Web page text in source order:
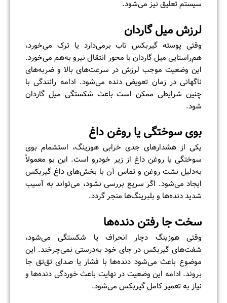
سیستم تعلیق نیز می‌شود.
لرزش میل گاردان
وقتی پوسته گیربکس تاب برمی‌دارد یا ترک می‌خورد،
هم‌راستایی میل گاردان با محور انتقال نیرو به‌هم می‌خورد.
این وضعیت موجب لرزش در سرعت‌های بالا و ضربه‌های
ناگهانی در زمان تعویض دنده می‌شود. ادامه رانندگی با
چنین شرایطی ممکن است باعث شکستگی میل گاردان
شود.
بوی سوختگی یا روغن داغ
یکی از هشدارهای جدی خرابی هوزینگ، استشمام بوی
سوختگی یا روغن داغ از زیر خودرو است. این بو معمولاً
به‌دلیل نشت روغن و تماس آن با بخش‌های داغ گیربکس
ایجاد می‌شود. اگر سریع بررسی نشود، می‌تواند به آسیب
شدید دنده‌ها و بلبرینگ‌ها منجر گردد.
سخت جا رفتن دنده‌ها
وقتی هوزینگ دچار انحراف یا شکستگی می‌شود،
شفت‌های گیربکس در جای خود به‌درستی نمی‌چرخند. این
موضوع باعث می‌شود دنده‌ها با فشار یا صدای تق‌تق جا
بروند. ادامه این وضعیت در نهایت باعث خوردگی دنده‌ها و
نیاز به تعمیر کامل گیربکس می‌شود.